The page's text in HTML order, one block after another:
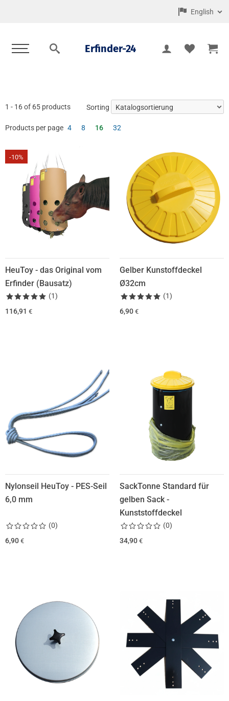
English
Erfinder-24
1 - 16 of 65 products Sorting
Products per page 4 8 16 32
-10%
HeuToy - das Original vom
Erfinder (Bausatz)
(1)
116,91 €
Gelber Kunstoffdeckel
Ø32cm
(1)
6,90 €
Nylonseil HeuToy - PES-Seil
6,0 mm
(0)
6,90 €
SackTonne Standard für
gelben Sack -
Kunststoffdeckel
(0)
34,90 €